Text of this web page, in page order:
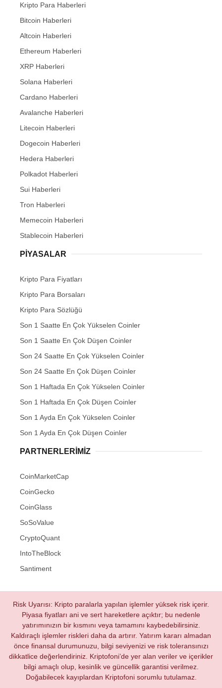
Kripto Para Haberleri
Bitcoin Haberleri
Altcoin Haberleri
Ethereum Haberleri
XRP Haberleri
Solana Haberleri
Cardano Haberleri
Avalanche Haberleri
Litecoin Haberleri
Dogecoin Haberleri
Hedera Haberleri
Polkadot Haberleri
Sui Haberleri
Tron Haberleri
Memecoin Haberleri
Stablecoin Haberleri
PIYASALAR
Kripto Para Fiyatları
Kripto Para Borsaları
Kripto Para Sözlüğü
Son 1 Saatte En Çok Yükselen Coinler
Son 1 Saatte En Çok Düşen Coinler
Son 24 Saatte En Çok Yükselen Coinler
Son 24 Saatte En Çok Düşen Coinler
Son 1 Haftada En Çok Yükselen Coinler
Son 1 Haftada En Çok Düşen Coinler
Son 1 Ayda En Çok Yükselen Coinler
Son 1 Ayda En Çok Düşen Coinler
PARTNERLERIMIZ
CoinMarketCap
CoinGecko
CoinGlass
SoSoValue
CryptoQuant
IntoTheBlock
Santiment
Risk Uyarısı: Kripto paralarla yapılan işlemler yüksek risk içerir.
Piyasa fiyatları ani ve sert hareketlere açıktır; bu nedenle
yatırımınızın bir kısmını veya tamamını kaybedebilirsiniz.
Kaldıraçlı işlemler riskleri daha da artırır. Yatırım kararı almadan
önce finansal durumunuzu, bilgi seviyenizi ve risk toleransınızı
dikkatlice değerlendiriniz. Kriptofoni’de yer alan veriler ve içerikler
bilgi amaçlı olup, kesinlik ve güncellik garantisi verilmez.
Doğabilecek kayıplardan Kriptofoni sorumlu tutulamaz.